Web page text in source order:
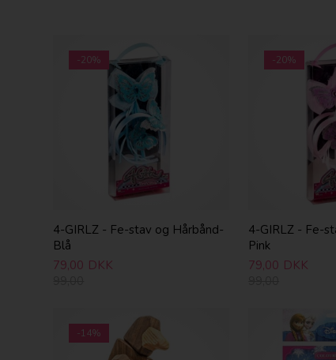
-20%
4-GIRLZ - Fe-stav og Hårbånd-
Blå
79,00 DKK
-20%
4-GIRLZ - Fe-
Pink
79,00 DKK
-14%